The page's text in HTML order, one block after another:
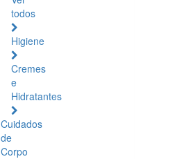
todos
Higiene
Cremes
e
Hidratantes
Cuidados
de
Corpo